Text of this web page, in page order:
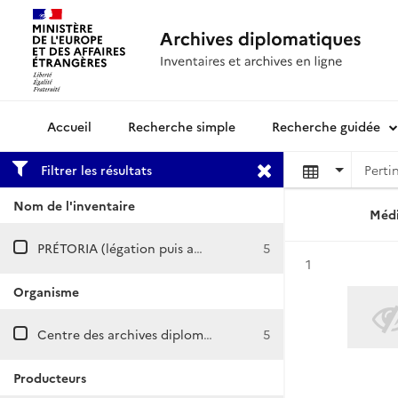
Archives diplomatiquesRecherche simple Recherche guidée
Filtrer les résultats
Nom de l'inventaire
PRÉTORIA (légation puis ambassade) 5
Organisme
Centre des archives diplomatiques de Nantes 5
Producteurs
Résultat n°
1